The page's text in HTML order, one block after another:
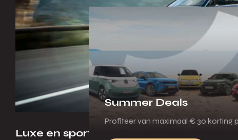
Summer Deals
Profiteer van maximaal € 30 korting
Luxe en sportiviteit in perfecte harmonie